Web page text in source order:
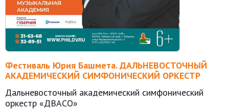
Фестиваль Юрия Башмета. ДАЛЬНЕВОСТОЧНЫЙ
АКАДЕМИЧЕСКИЙ СИМФОНИЧЕСКИЙ ОРКЕСТР
Дальневосточный академический симфонический
оркестр «ДВАСО»